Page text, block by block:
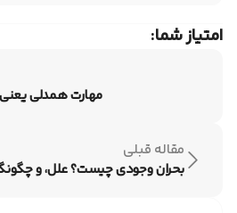
امتیاز شما:
مقاله قبلی
بحران وجودی چیست؟ علل، و
مهارت همدلی